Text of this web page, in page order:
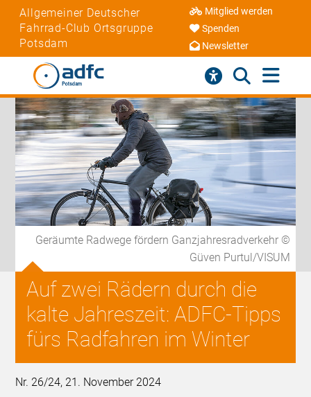
Allgemeiner Deutscher
Fahrrad-Club Ortsgruppe
Potsdam
Mitglied werden
Spenden
Newsletter
Geräumte Radwege fördern Ganzjahresradverkehr ©
Güven Purtul/VISUM
Auf zwei Rädern durch die
kalte Jahreszeit: ADFC-Tipps
fürs Radfahren im Winter
Nr. 26/24, 21. November 2024